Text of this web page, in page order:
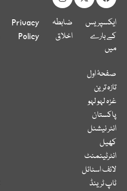
ایکسپریس
کے بارے
میں
ضابطہ
اخلاق
Privacy
Policy
صفحۂ اول
تازہ ترین
غزہ لہو لہو
پاکستان
انٹر نیشنل
کھیل
انٹرٹینمنٹ
لائف اسٹائل
ٹاپ ٹرینڈ